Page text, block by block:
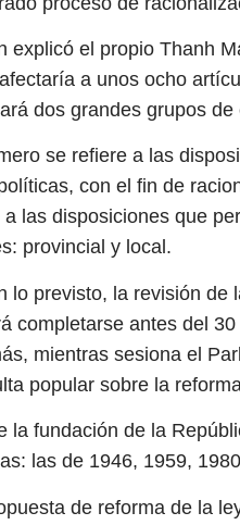
explicó el propio Thanh
a unos ocho
dos grandes grupos de
se refiere a las
con el fin de
a las disposiciones que
provincial y local.
lo previsto, la revisión de
completarse antes del
mientras sesiona el
popular sobre la
la fundación de la
las de 1946, 1959,
de reforma de la